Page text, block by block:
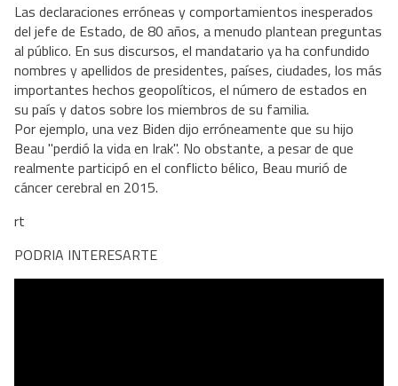
Las declaraciones erróneas y comportamientos inesperados
del jefe de Estado, de 80 años, a menudo plantean preguntas
al público. En sus discursos, el mandatario ya ha confundido
nombres y apellidos de presidentes, países, ciudades, los más
importantes hechos geopolíticos, el número de estados en
su país y datos sobre los miembros de su familia.
Por ejemplo, una vez Biden dijo erróneamente que su hijo
Beau "perdió la vida en Irak". No obstante, a pesar de que
realmente participó en el conflicto bélico, Beau murió de
cáncer cerebral en 2015.
rt
PODRIA INTERESARTE